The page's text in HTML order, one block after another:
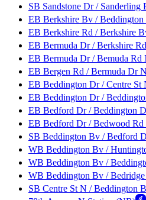
SB Sandstone Dr / Sanderling
EB Berkshire Bv /
EB Berkshire Rd / Berkshire
EB Bermuda Dr / Berkshire
EB Bermuda Dr / Bemuda Rd
EB Bergen Rd / Bermuda Dr
EB Beddington Dr / Centre St
EB Beddington Dr /
EB Bedford Dr / Beddington
EB Bedford Dr / Bedwood Rd
SB Beddington Bv / Bedford
WB Beddington Bv /
WB Beddington Bv /
WB Beddington Bv /
SB Centre St N / Beddington